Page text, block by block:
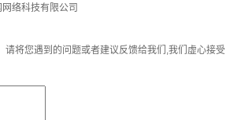
络科技有限公司
请将您遇到的问题或者建议反馈给我们,我们虚心接受